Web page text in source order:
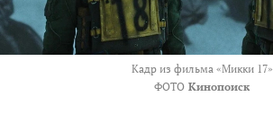
Кадр из фильма «Микки 17»
ФОТО Кинопоиск